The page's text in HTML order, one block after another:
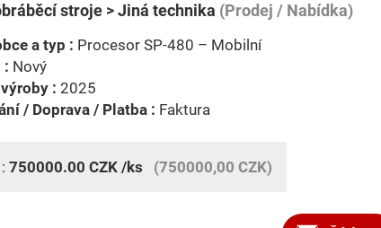
stroje > Jiná technika (Prodej / Nabídka)
a typ : Procesor SP-480 – Mobilní
: Nový
: 2025
/ Doprava / Platba : Faktura
750000.00 CZK /ks (750000,00 CZK)